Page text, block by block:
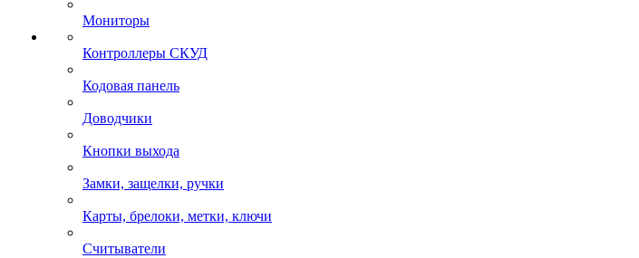
Мониторы
Контроллеры СКУД
Кодовая панель
Доводчики
Кнопки выхода
Замки, защелки, ручки
Карты, брелоки, метки, ключи
Считыватели